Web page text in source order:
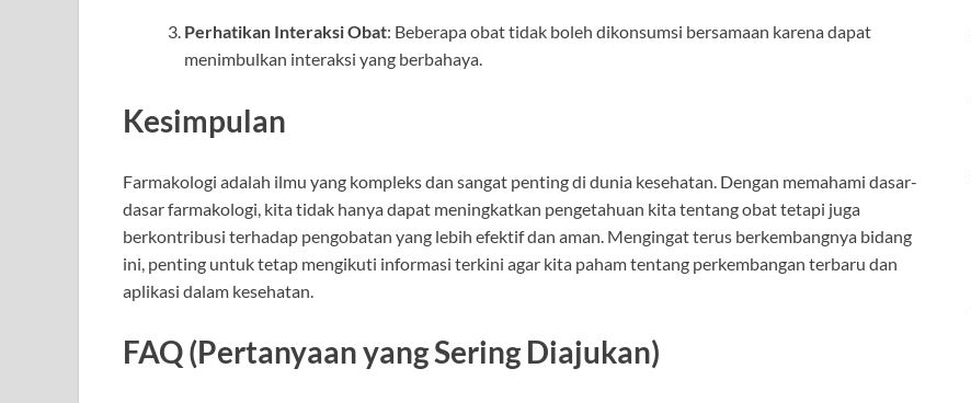
Perhatikan Interaksi Obat: Beberapa obat tidak boleh dikonsumsi bersamaan karena dapat
menimbulkan interaksi yang berbahaya.
Kesimpulan
Farmakologi adalah ilmu yang kompleks dan sangat penting di dunia kesehatan. Dengan memahami dasar-
dasar farmakologi, kita tidak hanya dapat meningkatkan pengetahuan kita tentang obat tetapi juga
berkontribusi terhadap pengobatan yang lebih efektif dan aman. Mengingat terus berkembangnya bidang
ini, penting untuk tetap mengikuti informasi terkini agar kita paham tentang perkembangan terbaru dan
aplikasi dalam kesehatan.
FAQ (Pertanyaan yang Sering Diajukan)